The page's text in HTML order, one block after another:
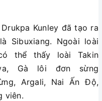
Kunley đã tạo ra
Sibuxiang. Ngoài loài
thể thấy loài Takin
Gà lôi đơn sừng
Argali, Nai Ấn Độ,
viên.